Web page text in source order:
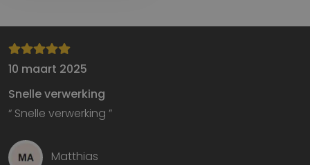
10 maart 2025
Snelle verwerking
“ Snelle verwerking ”
Matthias